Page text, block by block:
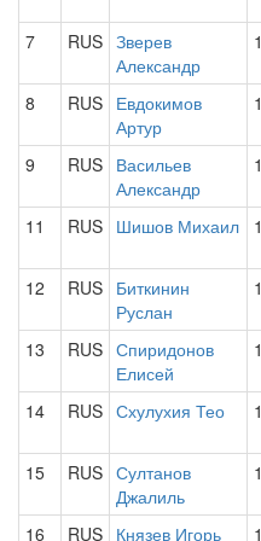
7 RUS Зверев
Александр
8 RUS Евдокимов
Артур
9 RUS Васильев
Александр
11 RUS Шишов Михаил
12 RUS Биткинин
Руслан
13 RUS Спиридонов
Елисей
14 RUS Схулухия Тео
15 RUS Султанов
Джалиль
16 RUS Князев Игорь